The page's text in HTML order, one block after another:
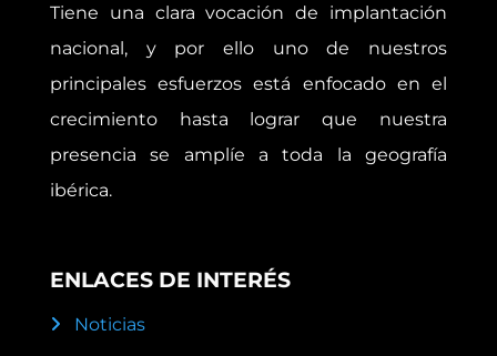
Tiene una clara vocación de implantación
nacional, y por ello uno de nuestros
principales esfuerzos está enfocado en el
crecimiento hasta lograr que nuestra
presencia se amplíe a toda la geografía
ibérica.
ENLACES DE INTERÉS
Noticias